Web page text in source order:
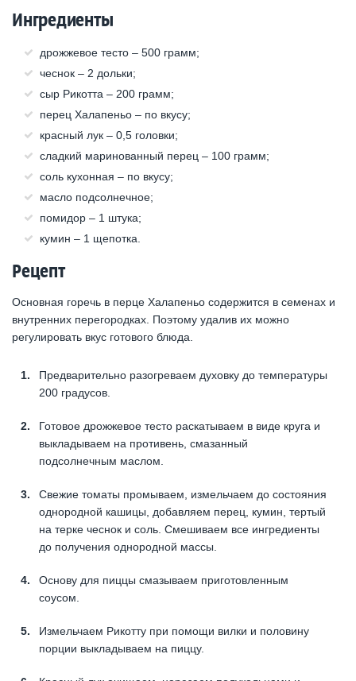
Ингредиенты
дрожжевое тесто – 500 грамм;
чеснок – 2 дольки;
сыр Рикотта – 200 грамм;
перец Халапеньо – по вкусу;
красный лук – 0,5 головки;
сладкий маринованный перец – 100 грамм;
соль кухонная – по вкусу;
масло подсолнечное;
помидор – 1 штука;
кумин – 1 щепотка.
Рецепт
Основная горечь в перце Халапеньо содержится в семенах и
внутренних перегородках. Поэтому удалив их можно
регулировать вкус готового блюда.
Предварительно разогреваем духовку до температуры
200 градусов.
Готовое дрожжевое тесто раскатываем в виде круга и
выкладываем на противень, смазанный
подсолнечным маслом.
Свежие томаты промываем, измельчаем до состояния
однородной кашицы, добавляем перец, кумин, тертый
на терке чеснок и соль. Смешиваем все ингредиенты
до получения однородной массы.
Основу для пиццы смазываем приготовленным
соусом.
Измельчаем Рикотту при помощи вилки и половину
порции выкладываем на пиццу.